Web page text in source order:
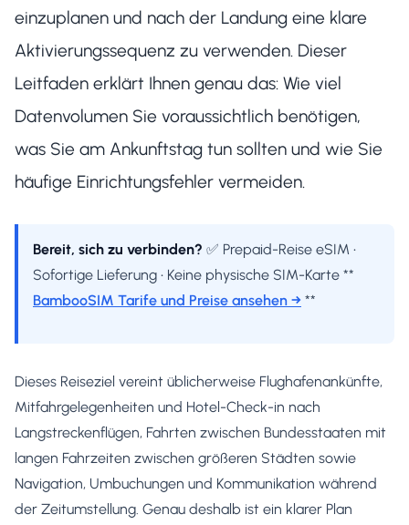
einzuplanen und nach der Landung eine klare
Aktivierungssequenz zu verwenden. Dieser
Leitfaden erklärt Ihnen genau das: Wie viel
Datenvolumen Sie voraussichtlich benötigen,
was Sie am Ankunftstag tun sollten und wie Sie
häufige Einrichtungsfehler vermeiden.
Bereit, sich zu verbinden? ✅ Prepaid-Reise eSIM •
Sofortige Lieferung • Keine physische SIM-Karte **
BambooSIM Tarife und Preise ansehen → **
Dieses Reiseziel vereint üblicherweise Flughafenankünfte,
Mitfahrgelegenheiten und Hotel-Check-in nach
Langstreckenflügen, Fahrten zwischen Bundesstaaten mit
langen Fahrzeiten zwischen größeren Städten sowie
Navigation, Umbuchungen und Kommunikation während
der Zeitumstellung. Genau deshalb ist ein klarer Plan